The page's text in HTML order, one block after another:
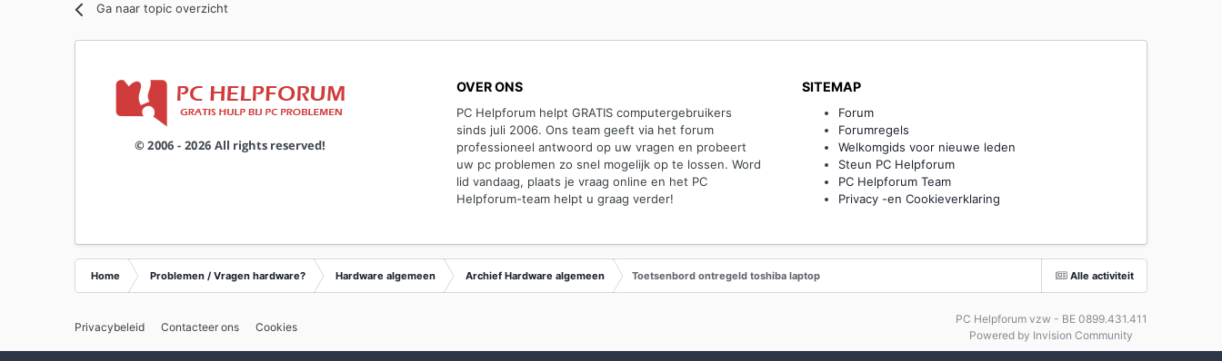
Ga naar topic overzicht
OVER ONS
PC Helpforum helpt GRATIS computergebruikers
sinds juli 2006. Ons team geeft via het forum
professioneel antwoord op uw vragen en probeert
uw pc problemen zo snel mogelijk op te lossen. Word
lid vandaag, plaats je vraag online en het PC
Helpforum-team helpt u graag verder!
SITEMAP
Forum
Forumregels
Welkomgids voor nieuwe leden
Steun PC Helpforum
PC Helpforum Team
Privacy -en Cookieverklaring
Alle activiteit
Home Problemen / Vragen hardware? Hardware algemeen Archief Hardware algemeen Toetsenbord ontregeld toshiba laptop
Privacybeleid Contacteer ons Cookies
PC Helpforum vzw - BE 0899.431.411
Powered by Invision Community